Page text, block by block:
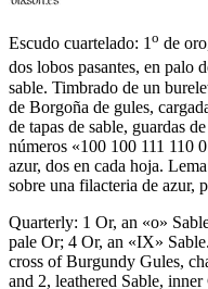
Escudo cuartelado: 1 o de
dos lobos pasantes, en palo
sable. Timbrado de un
de Borgoña de gules,
de tapas de sable, guardas
números «100 100 111 110
azur, dos en cada hoja.
sobre una filacteria de azur,
Quarterly: 1 Or, an «o»
pale Or; 4 Or, an «IX»
cross of Burgundy Gules,
and 2, leathered Sable,